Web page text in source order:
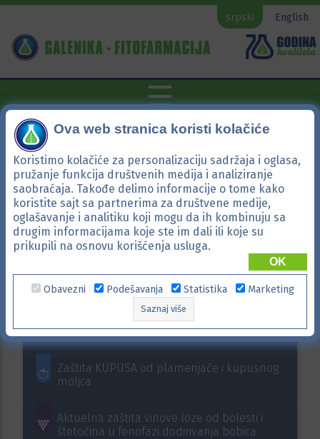
srpski English
Product not found, not searched for, or viewed
Aktuelna primena
Zaštita KUPUSA od plamenjače i kupusnog
moljca
Aktuelna zaštita vinove loze od bolesti i
štetočina u fenofazi dodirivanja bobica
Ova web stranica koristi kolačiće
Koristimo kolačiće za personalizaciju sadržaja i oglasa,
pružanje funkcija društvenih medija i analiziranje
saobraćaja. Takođe delimo informacije o tome kako
koristite sajt sa partnerima za društvene medije,
oglašavanje i analitiku koji mogu da ih kombinuju sa
drugim informacijama koje ste im dali ili koje su
prikupili na osnovu korišćenja usluga.
OK
Obavezni Podešavanja Statistika Marketing
Saznaj više